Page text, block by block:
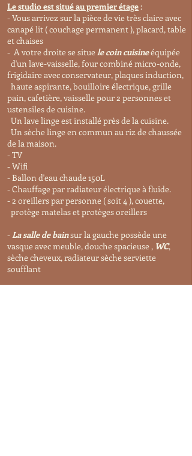
Le studio est situé au premier étage:
- Vous arrivez sur la pièce de vie très claire avec
canapé lit ( couchage permanent ), placard, table
et chaises
- A votre droite se situele coin cuisineéquipée
d'un lave-vaisselle, four combiné micro-onde,
frigidaire avec conservateur, plaques induction,
haute aspirante, bouilloire électrique, grille
pain, cafetière, vaisselle pour 2 personnes et
ustensiles de cuisine.
Un lave linge est installé près de la cuisine.
Un sèche linge en commun aurizde chaussée
de la maison.
- TV
- Wifi
- Ballon d'eau chaude 150L
- Chauffage par radiateur électrique à fluide.
- 2 oreillers par personne ( soit 4 ), couette,
protège matelas et protèges oreillers
-La salle de bainsur la gauche possède une
vasque avec meuble, douche spacieuse , WC,
sèche cheveux, radiateur sèche serviette
soufflant